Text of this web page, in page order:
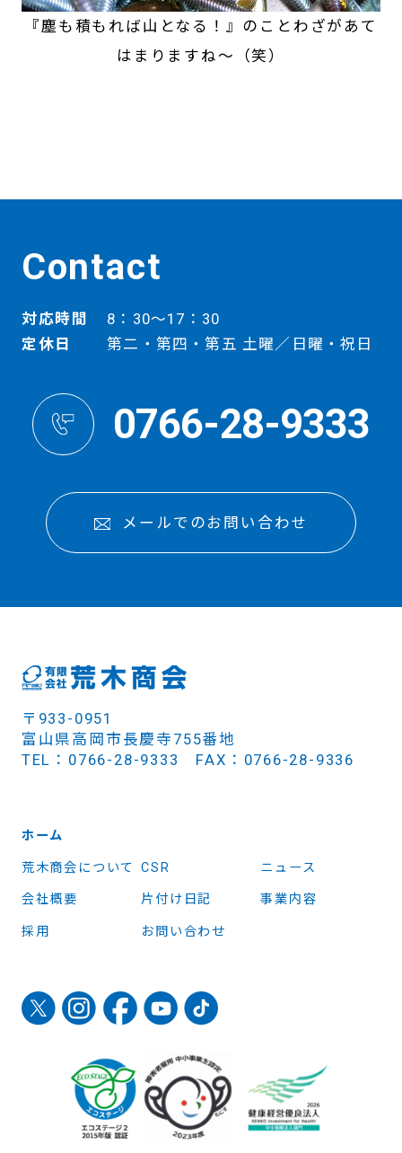
『塵も積もれば山となる！』のことわざがあて
はまりますね～（笑）
Contact
対応時間
8：30～17：30
定休日
第二・第四・第五 土曜／日曜・祝日
0766-28-9333
メールでのお問い合わせ
〒933-0951
富山県高岡市長慶寺755番地
TEL：0766-28-9333 FAX：0766-28-9336
ホーム
荒木商会について CSR ニュース
会社概要 片付け日記 事業内容
採用 お問い合わせ